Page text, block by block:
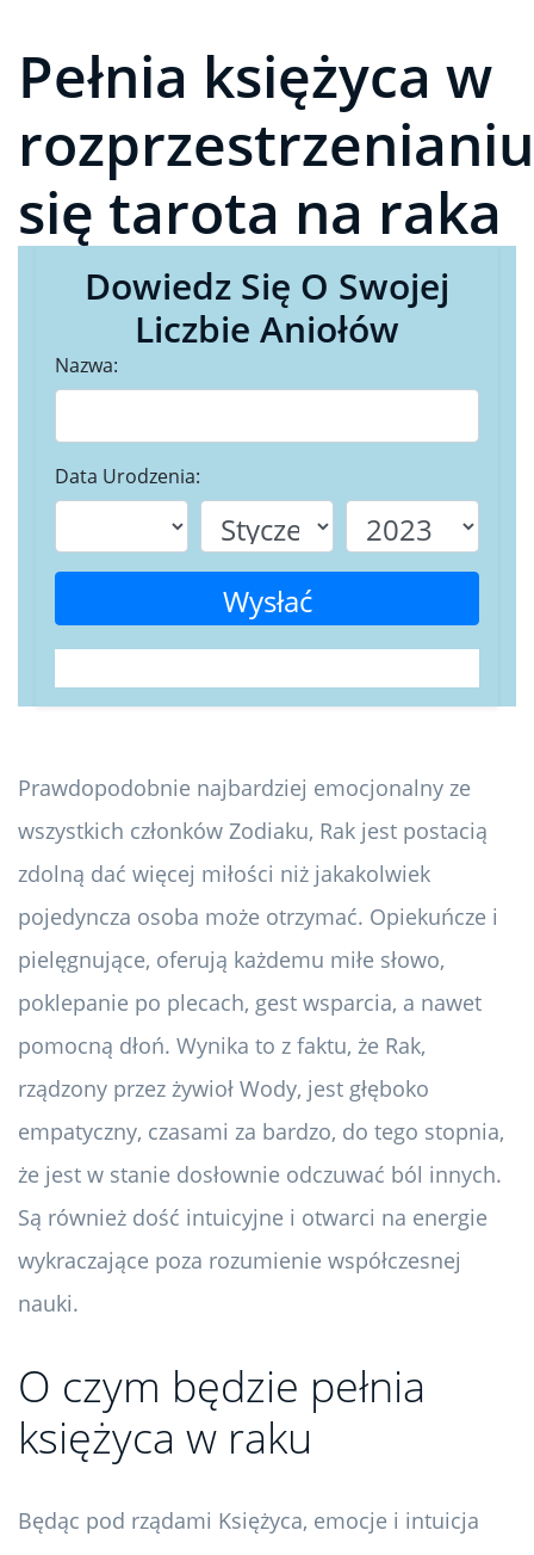
Pełnia księżyca w
rozprzestrzenianiu
się tarota na raka
Dowiedz Się O Swojej
Liczbie Aniołów
Nazwa:
Data Urodzenia:
Wysłać
Prawdopodobnie najbardziej emocjonalny ze
wszystkich członków Zodiaku, Rak jest postacią
zdolną dać więcej miłości niż jakakolwiek
pojedyncza osoba może otrzymać. Opiekuńcze i
pielęgnujące, oferują każdemu miłe słowo,
poklepanie po plecach, gest wsparcia, a nawet
pomocną dłoń. Wynika to z faktu, że Rak,
rządzony przez żywioł Wody, jest głęboko
empatyczny, czasami za bardzo, do tego stopnia,
że ​​jest w stanie dosłownie odczuwać ból innych.
Są również dość intuicyjne i otwarci na energie
wykraczające poza rozumienie współczesnej
nauki.
O czym będzie pełnia
księżyca w raku
Będąc pod rządami Księżyca, emocje i intuicja